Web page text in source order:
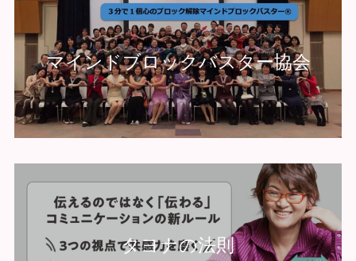
マインドブロックバスター協会
タヨナの法則